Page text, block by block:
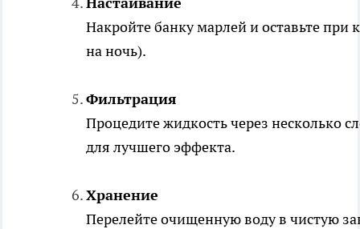
Накройте банку марлей и оставьте
на ночь).
Фильтрация
Процедите жидкость через несколько
для лучшего эффекта.
Хранение
Перелейте очищенную воду в чистую